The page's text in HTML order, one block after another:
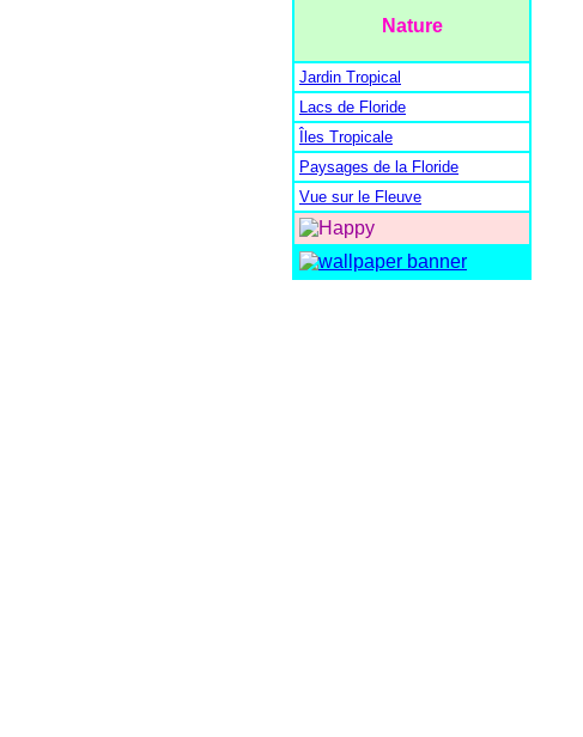
Nature
Jardin Tropical
Lacs de Floride
Îles Tropicale
Paysages de la Floride
Vue sur le Fleuve